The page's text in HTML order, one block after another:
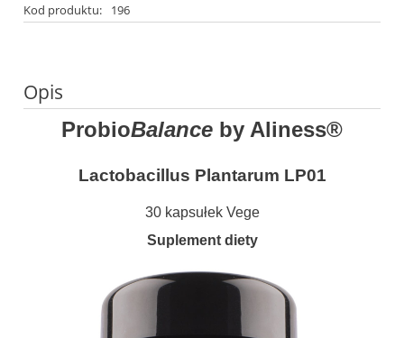
Kod produktu: 196
Opis
ProbioBalance by Aliness®
Lactobacillus Plantarum LP01
30 kapsułek Vege
Suplement diety